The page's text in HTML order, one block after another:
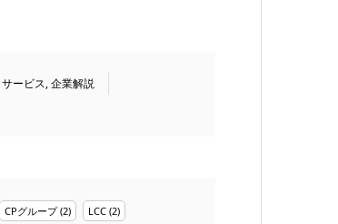
サービス,企業解説
CPグループ(2) LCC (2)